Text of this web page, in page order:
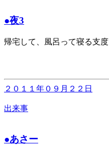
●夜3
帰宅して、風呂って寝る支度
２０１１年０９月２２日
出来事
●あさー